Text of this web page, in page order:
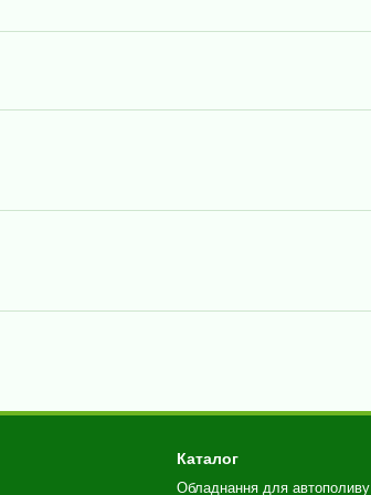
Каталог
Обладнання для автополиву